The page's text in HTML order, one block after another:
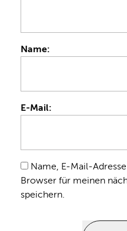
Name:
E-Mail:
Name, E-Mail-
Browser für meinen
speichern.